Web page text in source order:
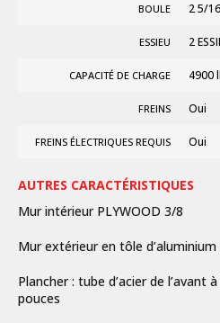
BOULE 2 5/
ESSIEU 2
CAPACITÉ DE CHARGE 4900
FREINS Oui
FREINS ÉLECTRIQUES REQUIS Oui
AUTRES CARACTÉRISTIQUES
Mur intérieur PLYWOOD 3/8
Mur extérieur en tôle d’aluminium
Plancher : tube d’acier de l’avant
pouces